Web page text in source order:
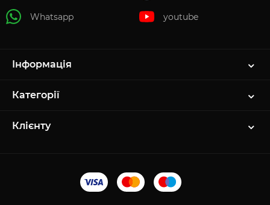
Whatsapp youtube
Інформація
Категорії
Клієнту